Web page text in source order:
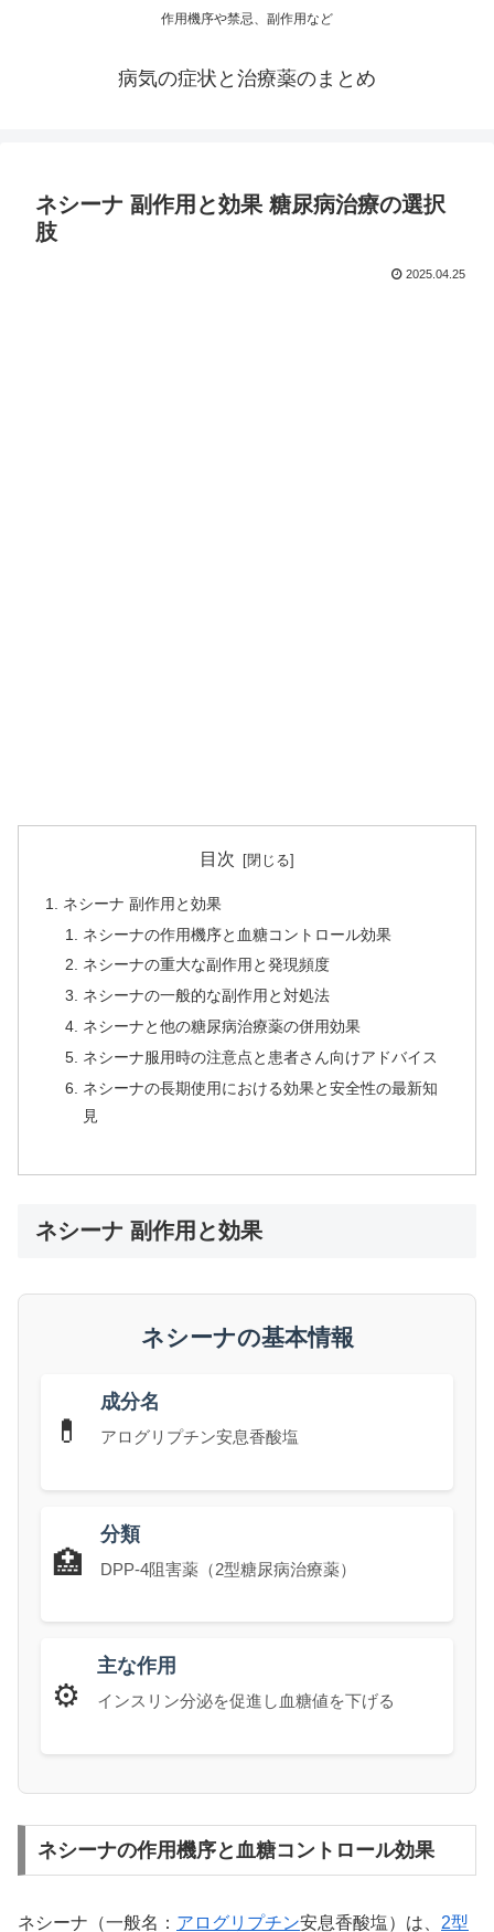
作用機序や禁忌、副作用など
病気の症状と治療薬のまとめ
ネシーナ 副作用と効果 糖尿病治療の選択
肢
2025.04.25
目次
ネシーナ 副作用と効果
ネシーナの作用機序と血糖コントロール効果
ネシーナの重大な副作用と発現頻度
ネシーナの一般的な副作用と対処法
ネシーナと他の糖尿病治療薬の併用効果
ネシーナ服用時の注意点と患者さん向けアドバイス
ネシーナの長期使用における効果と安全性の最新知
見
ネシーナ 副作用と効果
ネシーナの基本情報
💊
成分名
アログリプチン安息香酸塩
🏥
分類
DPP-4阻害薬（2型糖尿病治療薬）
⚙️
主な作用
インスリン分泌を促進し血糖値を下げる
ネシーナの作用機序と血糖コントロール効果
ネシーナ（一般名： アログリプチン安息香酸塩）は、 2型